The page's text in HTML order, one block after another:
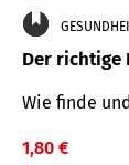
Der richtige
Wie finde
1,80 €